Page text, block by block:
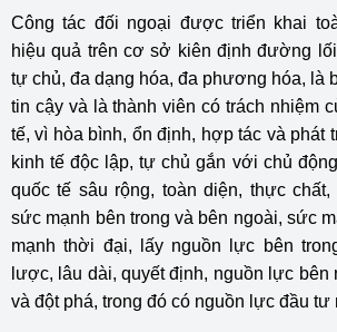
Công tác đối ngoại được triển khai
hiệu quả trên cơ sở kiên định đường
tự chủ, đa dạng hóa, đa phương hóa, là
tin cậy và là thành viên có trách nhiệm
tế, vì hòa bình, ổn định, hợp tác và phát
kinh tế độc lập, tự chủ gắn với chủ
quốc tế sâu rộng, toàn diện, thực
sức mạnh bên trong và bên ngoài, sức
mạnh thời đại, lấy nguồn lực bên
lược, lâu dài, quyết định, nguồn lực bên
và đột phá, trong đó có nguồn lực đầu